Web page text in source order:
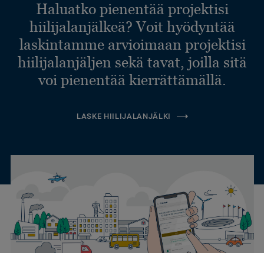
Haluatko pienentää projektisi
hiilijalanjälkeä? Voit hyödyntää
laskintamme arvioimaan projektisi
hiilijalanjäljen sekä tavat, joilla sitä
voi pienentää kierrättämällä.
LASKE HIILIJALANJÄLKI